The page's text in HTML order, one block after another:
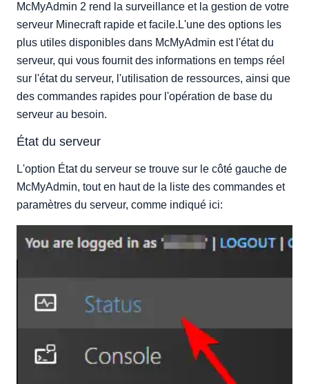
McMyAdmin 2 rend la surveillance et la gestion de votre
serveur Minecraft rapide et facile.L'une des options les
plus utiles disponibles dans McMyAdmin est l'état du
serveur, qui vous fournit des informations en temps réel
sur l'état du serveur, l'utilisation de ressources, ainsi que
des commandes rapides pour l'opération de base du
serveur au besoin.
État du serveur
L'option État du serveur se trouve sur le côté gauche de
McMyAdmin, tout en haut de la liste des commandes et
paramètres du serveur, comme indiqué ici: